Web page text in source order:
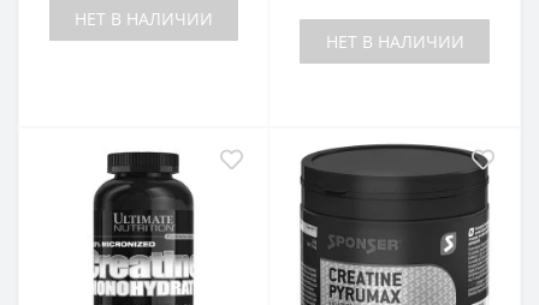
НЕТ В НАЛИЧИИ
НЕТ В НАЛИЧИИ